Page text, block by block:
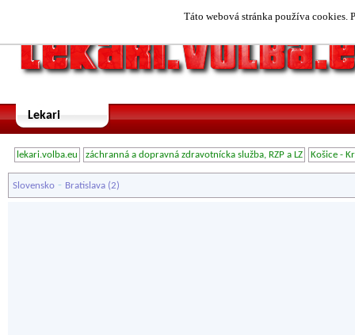
Táto webová stránka používa cookies.
Lekari
lekari.volba.eu záchranná a dopravná zdravotnícka služba, RZP a LZ Košice -
Slovensko - Bratislava (2)